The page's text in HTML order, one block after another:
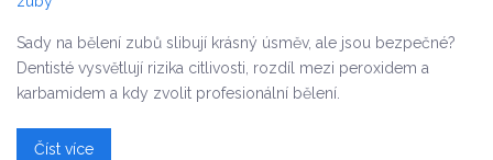
Sady na bělení zubů slibují krásný úsměv, ale jsou bezpečné?
Dentisté vysvětlují rizika citlivosti, rozdíl mezi peroxidem a
karbamidem a kdy zvolit profesionální bělení.
Číst více